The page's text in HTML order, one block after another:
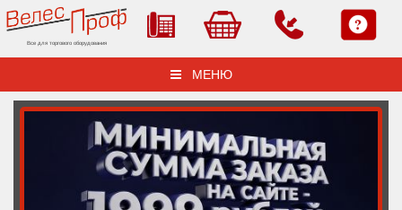
Все для торгового оборудования
МЕНЮ